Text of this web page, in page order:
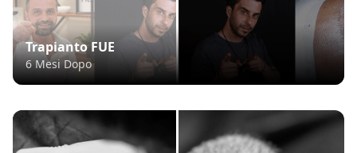
Trapianto FUE
6 Mesi Dopo